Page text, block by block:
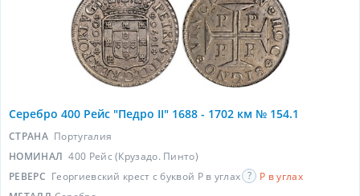
Серебро 400 Рейс "Педро II" 1688 - 1702 км № 154.1
СТРАНА Португалия
НОМИНАЛ 400 Рейс (Крузадо. Пинто)
РЕВЕРС Георгиевский крест с буквой P в углах
P в углах